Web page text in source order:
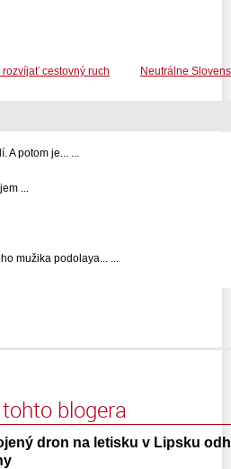
Neutrálne
cestovný ruch
A potom je... ...
...
mužika podolaya... ...
blogera
dron na letisku v Lipsku